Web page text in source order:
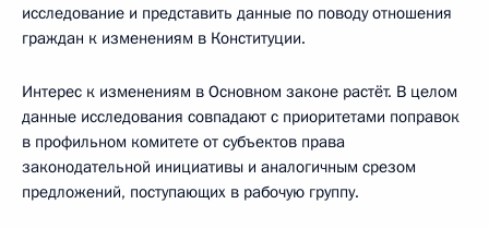
исследование и представить данные по поводу отношения
граждан к изменениям в Конституции.
Интерес к изменениям в Основном законе растёт. В целом
данные исследования совпадают с приоритетами поправок
в профильном комитете от субъектов права
законодательной инициативы и аналогичным срезом
предложений, поступающих в рабочую группу.